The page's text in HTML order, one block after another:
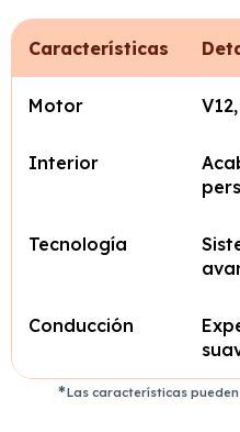
Características
Motor
Interior
Tecnología
Conducción
Las características